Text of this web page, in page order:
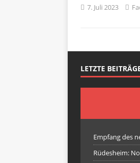
7. Juli 2023
LETZTE
Empfang des
Rüdesheim: